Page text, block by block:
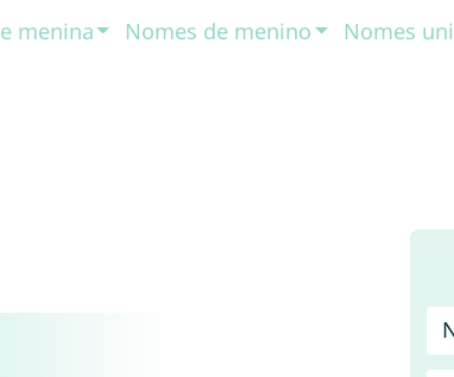
menina Nomes de menino Nomes